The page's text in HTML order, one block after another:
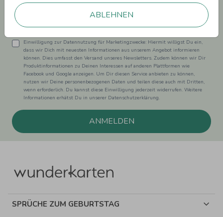
ABLEHNEN
Einwilligung zur Datennutzung für Marketingzwecke: Hiermit willigst Du ein,
dass wir Dich mit neuesten Informationen aus unserem Angebot informieren
können. Dies umfasst den Versand unseres Newsletters. Zudem können wir Dir
Produktinformationen zu Deinen Interessen auf anderen Plattformen wie
Facebook und Google anzeigen. Um Dir diesen Service anbieten zu können,
nutzen wir Deine personenbezogenen Daten und teilen diese auch mit Dritten,
wenn erforderlich. Du kannst diese Einwilligung jederzeit widerrufen. Weitere
Informationen erhätst Du in unserer Datenschutzerklärung.
ANMELDEN
SPRÜCHE ZUM GEBURTSTAG